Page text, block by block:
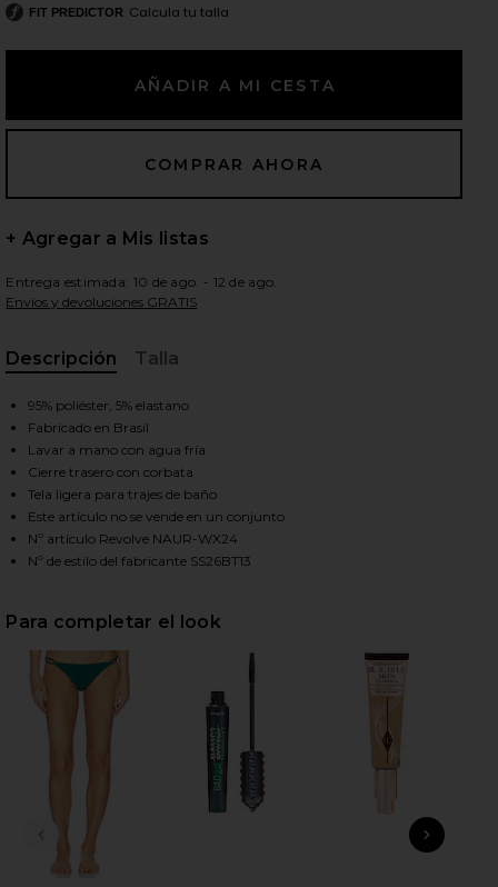
2 of 4 TOP BIKINI PETAL in Ultraviolet & Emerald
diapositivas
PETAL BIKINI TOP IN ULTRAVIOLET &
PETAL BIKINI TOP IN ULTRAVIOLET &
PETAL BIKINI TOP IN ULTRAVIOLET &
FIT PREDICTOR Calcula tu talla
+ Agregar a Mis listas
Entrega estimada: 10 de ago. - 12 de ago.
Envíos y devoluciones GRATIS
Descripción
Talla
95% poliéster, 5% elastano
Fabricado en Brasil
Lavar a mano con agua fría
Cierre trasero con corbata
Tela ligera para trajes de baño
Este artículo no se vende en un conjunto
Nº artículo Revolve NAUR-WX24
Nº de estilo del fabricante SS26BT13
Para completar el look